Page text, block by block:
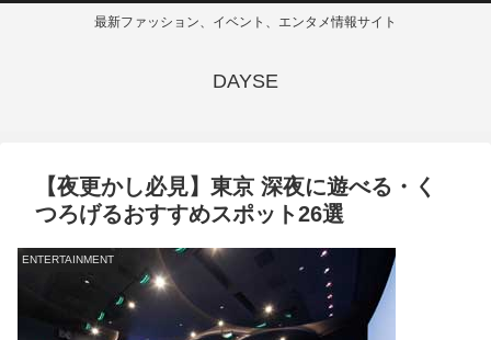
最新ファッション、イベント、エンタメ情報サイト
DAYSE
【夜更かし必見】東京 深夜に遊べる・く
つろげるおすすめスポット26選
ENTERTAINMENT